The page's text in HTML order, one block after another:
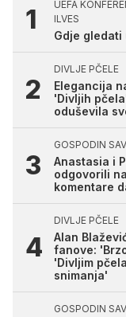
UEFA
ILVES
Gdje gledati
DIVLJE PČELE
Elegancija
'Divljih
oduševila
GOSPODIN
Anastasia i
odgovorili
komentare
DIVLJE PČELE
Alan
fanove:
'Divljim
snimanja'
GOSPODIN